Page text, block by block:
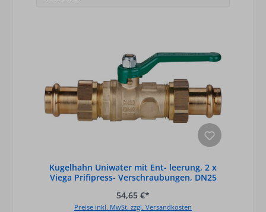
Kugelhahn Uniwater mit Ent- leerung, 2 x
Viega Prifipress- Verschraubungen, DN25
54,65 €*
Preise inkl. MwSt. zzgl. Versandkosten